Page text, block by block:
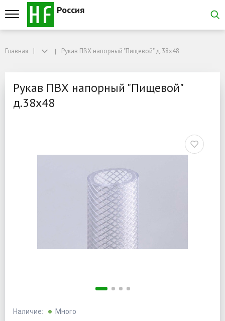
Россия
Рукав ПВХ напорный "Пищевой" д.38х48
Главная Рукав ПВХ напорный "Пищевой" д.38х48
Рукав ПВХ напорный "Пищевой"
д.38х48
Наличие: Много